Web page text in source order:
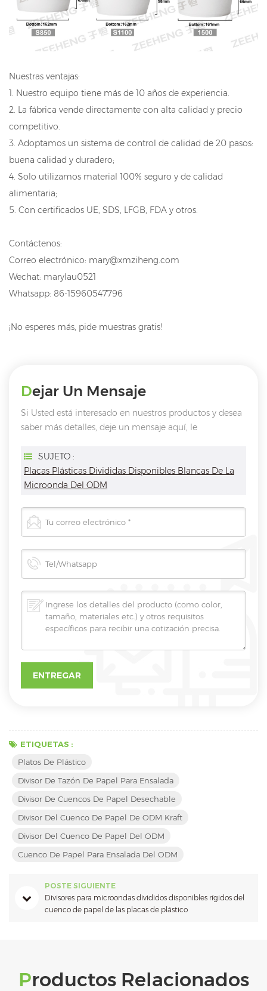
Nuestras ventajas:
1. Nuestro equipo tiene más de 10 años de experiencia.
2. La fábrica vende directamente con alta calidad y precio
competitivo.
3. Adoptamos un sistema de control de calidad de 20 pasos:
buena calidad y duradero;
4. Solo utilizamos material 100% seguro y de calidad
alimentaria;
5. Con certificados UE, SDS, LFGB, FDA y otros.
Contáctenos:
Correo electrónico: mary@xmziheng.com
Wechat: marylau0521
Whatsapp: 86-15960547796
¡No esperes más, pide muestras gratis!
Dejar Un Mensaje
Si Usted está interesado en nuestros productos y desea
saber más detalles, deje un mensaje aquí, le
puedamos.
SUJETO :
Placas Plásticas Divididas Disponibles Blancas De La
Microonda Del ODM
ETIQUETAS :
Platos De Plástico
Divisor De Tazón De Papel Para Ensalada
Divisor De Cuencos De Papel Desechable
Divisor Del Cuenco De Papel De ODM Kraft
Divisor Del Cuenco De Papel Del ODM
Cuenco De Papel Para Ensalada Del ODM
POSTE SIGUIENTE
Divisores para microondas divididos disponibles rígidos del
cuenco de papel de las placas de plástico
Productos Relacionados